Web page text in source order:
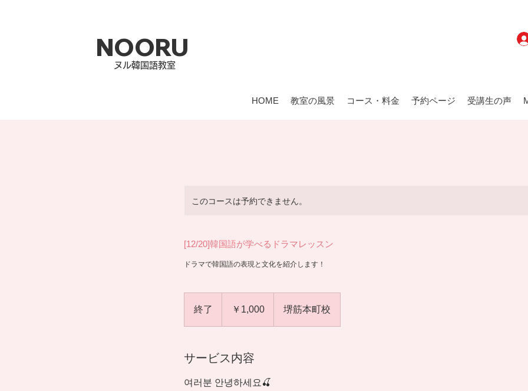
NOORU
ヌル​韓国語教室
HOME 教室の風景 コース・料金 予約ページ 受講生の声
このコースは予約できません。
[12/20]韓国語が学べるドラマレッスン
ドラマで韓国語の表現と文化を紹介します！
終了 ￥1,000 堺筋本町校
サービス内容
여러분 안녕하세요🍒